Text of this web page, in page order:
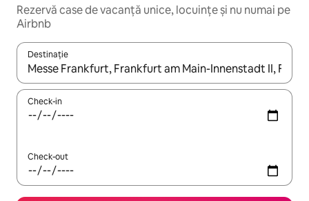
Rezervă case de vacanță unice, locuințe și nu numai pe
Airbnb
Destinație
Când se încarcă rezultatele, navighează folosind tastele
Check-in
Check-out